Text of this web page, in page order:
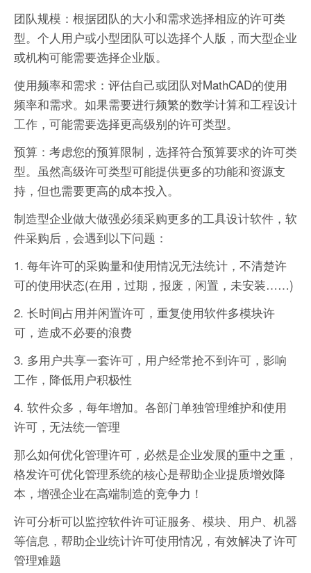
团队规模：根据团队的大小和需求选择相应的许可类
型。个人用户或小型团队可以选择个人版，而大型企业
或机构可能需要选择企业版。
使用频率和需求：评估自己或团队对MathCAD的使用
频率和需求。如果需要进行频繁的数学计算和工程设计
工作，可能需要选择更高级别的许可类型。
预算：考虑您的预算限制，选择符合预算要求的许可类
型。虽然高级许可类型可能提供更多的功能和资源支
持，但也需要更高的成本投入。
制造型企业做大做强必须采购更多的工具设计软件，软
件采购后，会遇到以下问题：
1. 每年许可的采购量和使用情况无法统计，不清楚许
可的使用状态(在用，过期，报废，闲置，未安装……)
2. 长时间占用并闲置许可，重复使用软件多模块许
可，造成不必要的浪费
3. 多用户共享一套许可，用户经常抢不到许可，影响
工作，降低用户积极性
4. 软件众多，每年增加。各部门单独管理维护和使用
许可，无法统一管理
那么如何优化管理许可，必然是企业发展的重中之重，
格发许可优化管理系统的核心是帮助企业提质增效降
本，增强企业在高端制造的竞争力！
许可分析可以监控软件许可证服务、模块、用户、机器
等信息，帮助企业统计许可使用情况，有效解决了许可
管理难题